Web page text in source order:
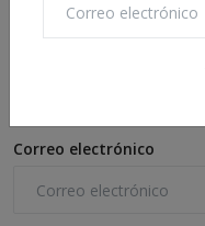
Correo electrónico